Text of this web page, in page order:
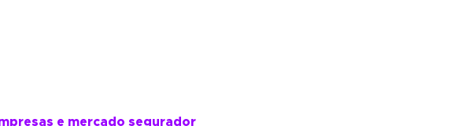
e mercado segurador